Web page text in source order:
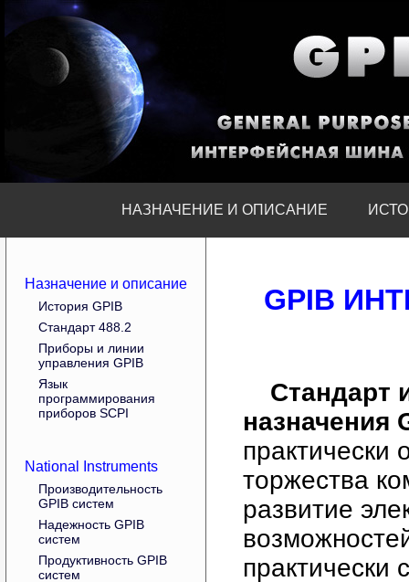
НАЗНАЧЕНИЕ И ОПИСАНИЕ
Назначение и описание
История GPIB
Стандарт 488.2
Приборы и линии
управления GPIB
Язык
программирования
приборов SCPI
National Instruments
Производительность
GPIB систем
Надежность GPIB
систем
Продуктивность GPIB
систем
GPIB
Стандарт
назначения
практически
торжества
развитие
практически